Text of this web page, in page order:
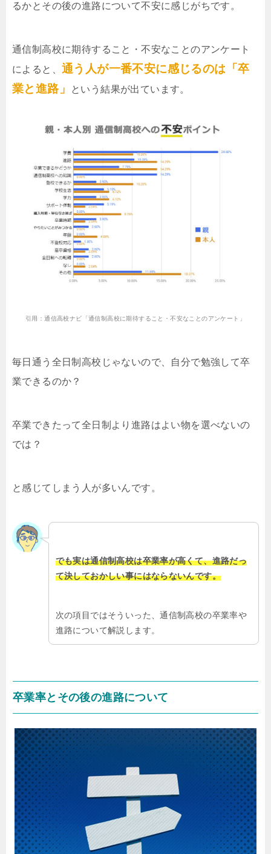
るかとその後の進路について不安に感じがちです。
通信制高校に期待すること・不安なことのアンケート
によると、 通う人が一番不安に感じるのは「卒
業と進路」
という結果が出ています。
引用：通信高校ナビ「通信制高校に期待すること・不安なことのアンケート」
毎日通う全日制高校じゃないので、自分で勉強して卒
業できるのか？
卒業できたって全日制より進路はよい物を選べないの
では？
と感じてしまう人が多いんです。
でも実は通信制高校は卒業率が高くて、進路だっ
て決しておかしい事にはならないんです。
次の項目ではそういった、通信制高校の卒業率や
進路について解説します。
卒業率とその後の進路について